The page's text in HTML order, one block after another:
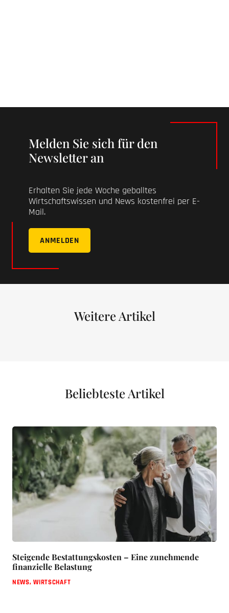
Melden Sie sich für den
Newsletter an
Erhalten Sie jede Woche geballtes
Wirtschaftswissen und News kostenfrei per E-
Mail.
ANMELDEN
Weitere Artikel
Beliebteste Artikel
Steigende Bestattungskosten – Eine zunehmende
finanzielle Belastung
NEWS,WIRTSCHAFT